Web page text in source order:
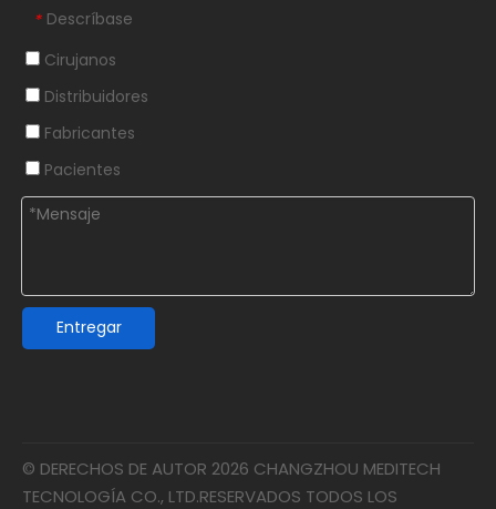
* Descríbase
Cirujanos
Distribuidores
Fabricantes
Pacientes
Entregar
© DERECHOS DE AUTOR 2026 CHANGZHOU MEDITECH
TECNOLOGÍA CO., LTD.RESERVADOS TODOS LOS